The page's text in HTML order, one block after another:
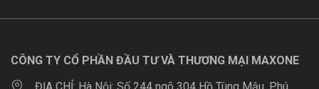
CÔNG TY CỔ PHẦN ĐẦU TƯ VÀ THƯƠNG MẠI MAXONE
ĐỊA CHỈ: Hà Nội: Số 244 ngõ 304 Hồ Tùng Mậu, Phú